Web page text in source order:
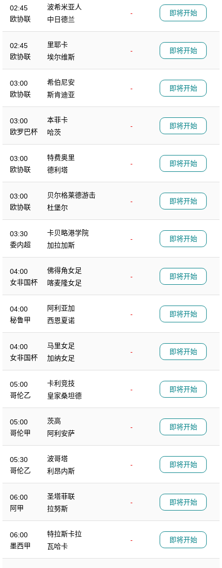
02:45
欧协联
波希米亚人
-
中日德兰
即将开始
02:45
欧协联
里耶卡
-
埃尔维斯
即将开始
03:00
欧协联
希伯尼安
-
斯肯迪亚
即将开始
03:00
欧罗巴杯
本菲卡
-
哈茨
即将开始
03:00
欧协联
特费奥里
-
德利塔
即将开始
03:00
欧协联
贝尔格莱德游击
-
杜堡尔
即将开始
03:30
委内超
卡贝略港学院
-
加拉加斯
即将开始
04:00
女非国杯
佛得角女足
-
喀麦隆女足
即将开始
04:00
秘鲁甲
阿利亚加
-
西恩夏诺
即将开始
04:00
女非国杯
马里女足
-
加纳女足
即将开始
05:00
哥伦乙
卡利竞技
-
皇家桑坦德
即将开始
05:00
哥伦甲
茨高
-
阿利安萨
即将开始
05:30
哥伦乙
波哥塔
-
利昂内斯
即将开始
06:00
阿甲
圣塔菲联
-
拉努斯
即将开始
06:00
墨西甲
特拉斯卡拉
-
瓦哈卡
即将开始